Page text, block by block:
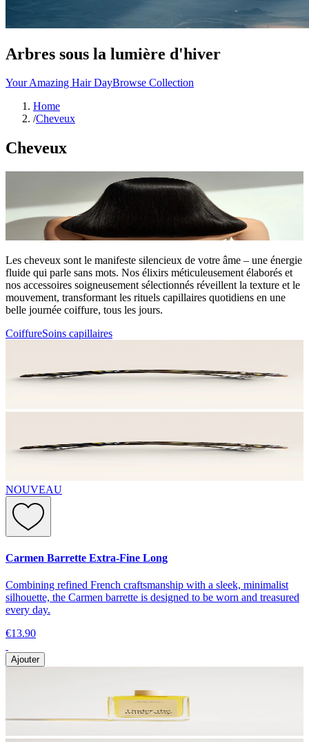
Arbres sous la lumière d'hiver
Your Amazing Hair DayBrowse Collection
Home
/Cheveux
Cheveux
Les cheveux sont le manifeste silencieux de votre âme – une énergie
fluide qui parle sans mots. Nos élixirs méticuleusement élaborés et
nos accessoires soigneusement sélectionnés réveillent la texture et le
mouvement, transformant les rituels capillaires quotidiens en une
belle journée coiffure, tous les jours.
CoiffureSoins capillaires
NOUVEAU
Carmen Barrette Extra-Fine Long
Combining refined French craftsmanship with a sleek, minimalist
silhouette, the Carmen barrette is designed to be worn and treasured
every day.
€13.90
Ajouter